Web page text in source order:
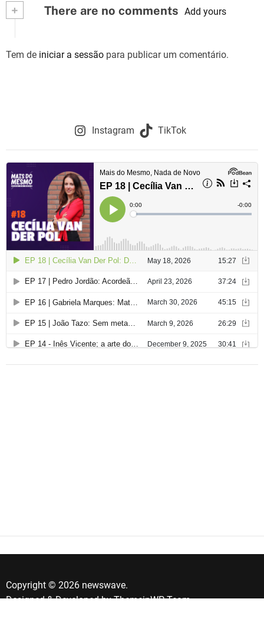
+ There are no comments Add yours
Tem de iniciar a sessão para publicar um comentário.
Instagram TikTok
Copyright © 2026 newswave.
Designed & Developed byThemeinWP Team